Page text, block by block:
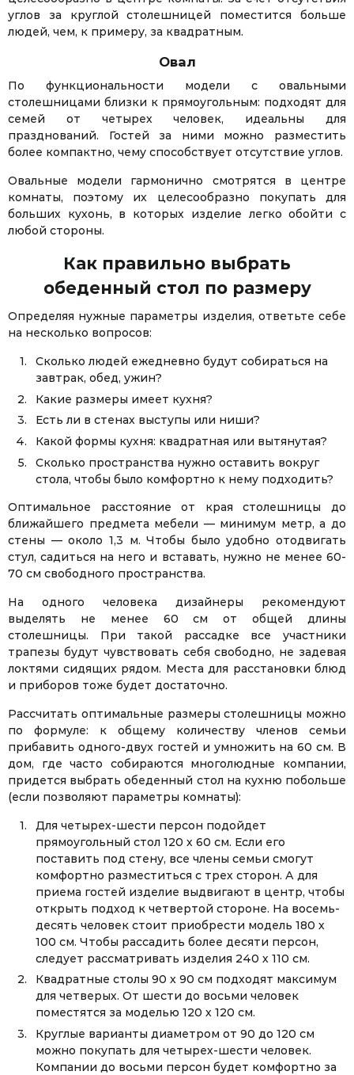
углов за круглой столешницей поместится больше
людей, чем, к примеру, за квадратным.
Овал
По функциональности модели с овальными
столешницами близки к прямоугольным: подходят для
семей от четырех человек, идеальны для
празднований. Гостей за ними можно разместить
более компактно, чему способствует отсутствие углов.
Овальные модели гармонично смотрятся в центре
комнаты, поэтому их целесообразно покупать для
больших кухонь, в которых изделие легко обойти с
любой стороны.
Как правильно выбрать
обеденный стол по размеру
Определяя нужные параметры изделия, ответьте себе
на несколько вопросов:
Сколько людей ежедневно будут собираться на
завтрак, обед, ужин?
Какие размеры имеет кухня?
Есть ли в стенах выступы или ниши?
Какой формы кухня: квадратная или вытянутая?
Сколько пространства нужно оставить вокруг
стола, чтобы было комфортно к нему подходить?
Оптимальное расстояние от края столешницы до
ближайшего предмета мебели — минимум метр, а до
стены — около 1,3 м. Чтобы было удобно отодвигать
стул, садиться на него и вставать, нужно не менее 60-
70 см свободного пространства.
На одного человека дизайнеры рекомендуют
выделять не менее 60 см от общей длины
столешницы. При такой рассадке все участники
трапезы будут чувствовать себя свободно, не задевая
локтями сидящих рядом. Места для расстановки блюд
и приборов тоже будет достаточно.
Рассчитать оптимальные размеры столешницы можно
по формуле: к общему количеству членов семьи
прибавить одного-двух гостей и умножить на 60 см. В
дом, где часто собираются многолюдные компании,
придется выбрать обеденный стол на кухню побольше
(если позволяют параметры комнаты):
Для четырех-шести персон подойдет
прямоугольный стол 120 х 60 см. Если его
поставить под стену, все члены семьи смогут
комфортно разместиться с трех сторон. А для
приема гостей изделие выдвигают в центр, чтобы
открыть подход к четвертой стороне. На восемь-
десять человек стоит приобрести модель 180 х
100 см. Чтобы рассадить более десяти персон,
следует рассматривать изделия 240 х 110 см.
Квадратные столы 90 х 90 см подходят максимум
для четверых. От шести до восьми человек
поместятся за моделью 120 х 120 см.
Круглые варианты диаметром от 90 до 120 см
можно покупать для четырех-шести человек.
Компании до восьми персон будет комфортно за